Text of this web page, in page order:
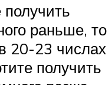
раньше, то
20-23 числах
получить